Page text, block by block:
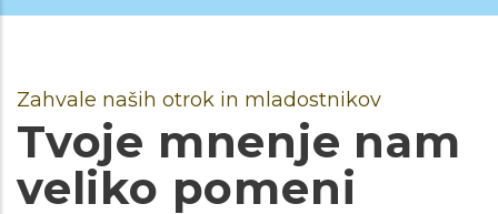
Zahvale naših otrok in mladostnikov
Tvoje mnenje nam
veliko pomeni